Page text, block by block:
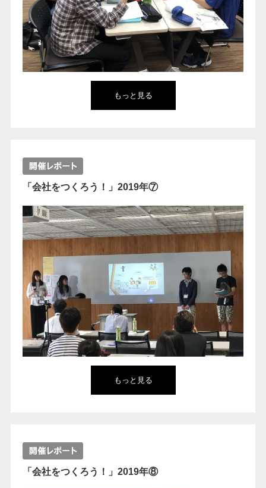
もっと見る
「会社をつくろう！」2019年⑦
もっと見る
「会社をつくろう！」2019年⑧